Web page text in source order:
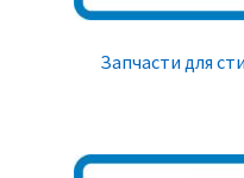
Запчасти для